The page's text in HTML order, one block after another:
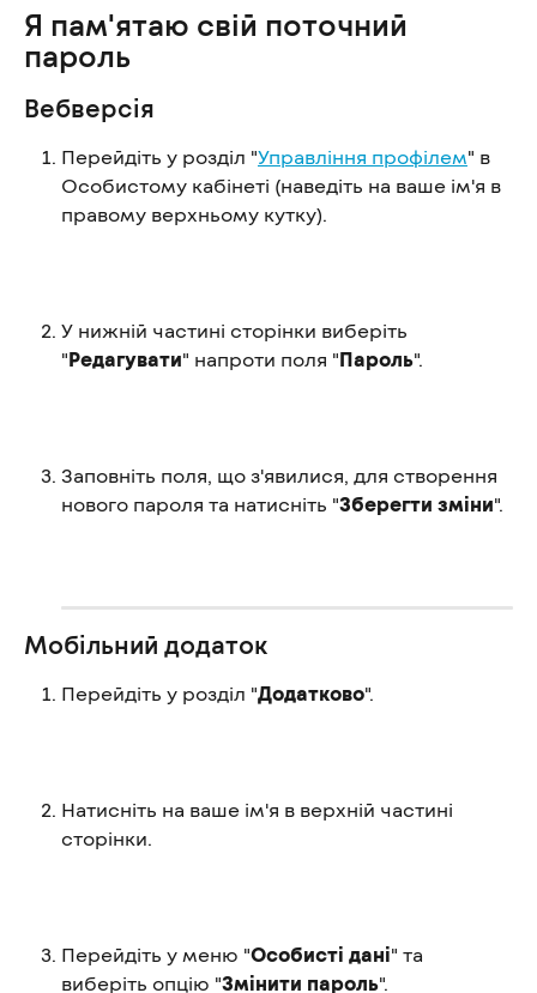
Я пам'ятаю свій поточний
пароль
Вебверсія
Перейдіть у розділ "Управління профілем" в
Особистому кабінеті (наведіть на ваше ім'я в
правому верхньому кутку).
У нижній частині сторінки виберіть
"Редагувати" напроти поля "Пароль".
Заповніть поля, що з'явилися, для створення
нового пароля та натисніть "Зберегти зміни".
Мобільний додаток
Перейдіть у розділ "Додатково".
Натисніть на ваше ім'я в верхній частині
сторінки.
Перейдіть у меню "Особисті дані" та
виберіть опцію "Змінити пароль".